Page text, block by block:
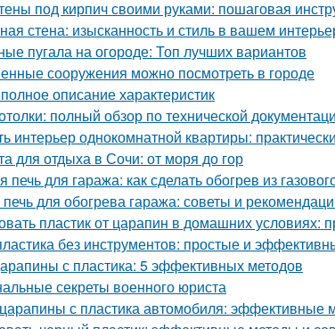
под кирпич своими руками: пошаговая
стена: изысканность и стиль в вашем
пугала на огороде: Топ лучших вариантов
сооружения можно посмотреть в городе
описание характеристик
полный обзор по технической
интерьер однокомнатной квартиры:
для отдыха в Сочи: от моря до гор
печь для гаража: как сделать обогрев из
для обогрева гаража: советы и
пластик от царапин в домашних
без инструментов: простые и
с пластика: 5 эффективных методов
секреты военного юриста
царапины с пластика автомобиля: эффективные